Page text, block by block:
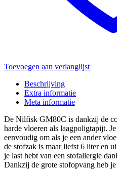
Toevoegen aan verlanglijst
Beschrijving
Extra informatie
Meta informatie
De Nilfisk GM80C is dankzij de
harde vloeren als laagpoligtapijt.
eenvoudig om als je een ander
de stofzak is maar liefst 6 liter en
je last hebt van een stofallergie
Dankzij de grote stofopvang heb